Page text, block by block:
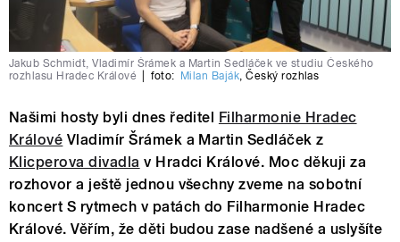
Jakub Schmidt, Vladimír Šrámek a Martin Sedláček ve studiu Českého
rozhlasu Hradec Králové
foto: Milan Baják,Český rozhlas
Našimi hosty byli dnes ředitel
Filharmonie Hradec
Králové Vladimír Šrámek a Martin Sedláček z
Klicperova divadla v Hradci Králové. Moc děkuji za
rozhovor a ještě jednou všechny zveme na sobotní
koncert S rytmech v patách do Filharmonie Hradec
Králové. Věřím, že děti budou zase nadšené a uslyšíte